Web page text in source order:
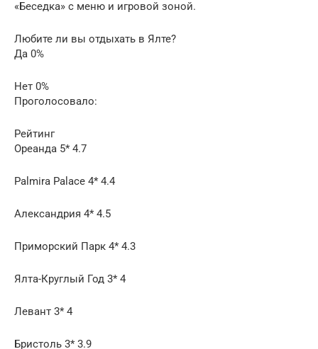
«Беседка» с меню и игровой зоной.
Любите ли вы отдыхать в Ялте?
Да 0%
Нет 0%
Проголосовало:
Рейтинг
Ореанда 5* 4.7
Palmira Palace 4* 4.4
Александрия 4* 4.5
Приморский Парк 4* 4.3
Ялта-Круглый Год 3* 4
Левант 3* 4
Бристоль 3* 3.9